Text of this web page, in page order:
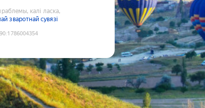
калі ласка,
зваротнай сувязі
:1786004354